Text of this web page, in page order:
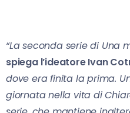
“La seconda serie di Una
spiega l’ideatore Ivan
dove era finita la prima.
giornata nella vita di